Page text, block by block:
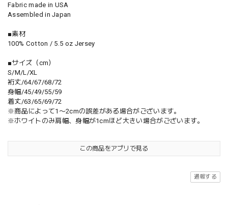
Fabric made in USA
Assembled in Japan
■素材
100% Cotton / 5.5 oz Jersey
■サイズ（cm）
S/M/L/XL
裄丈/64/67/68/72
身幅/45/49/55/59
着丈/63/65/69/72
※商品によって1〜2cmの誤差がある場合がございます。
※ホワイトのみ肩幅、身幅が1cmほど大きい場合がございます。
この商品をアプリで見る
通報する